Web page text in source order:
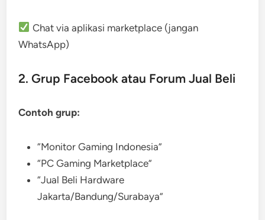
Chat via aplikasi marketplace (jangan
WhatsApp)
2. Grup Facebook atau Forum Jual Beli
Contoh grup:
“Monitor Gaming Indonesia”
“PC Gaming Marketplace”
“Jual Beli Hardware
Jakarta/Bandung/Surabaya”